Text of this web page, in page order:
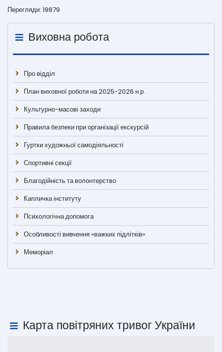
Перегляди: 19879
Виховна робота
Про відділ
План виховної роботи на 2025-2026 н.р.
Культурно-масові заходи
Правила безпеки при організації екскурсій
Гуртки художньої самодіяльності
Спортивні секції
Благодійність та волонтерство
Капличка інституту
Психологічна допомога
Особливості вивчення «важких підлітків»
Меморіал
Карта повітряних тривог України